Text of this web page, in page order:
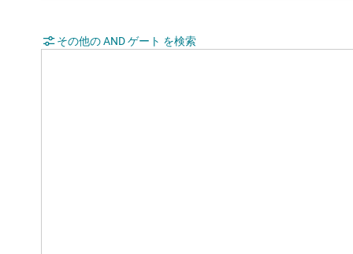
その他の AND ゲート を検索